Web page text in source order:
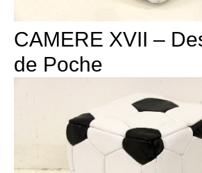
CAMERE XVII –
de Poche